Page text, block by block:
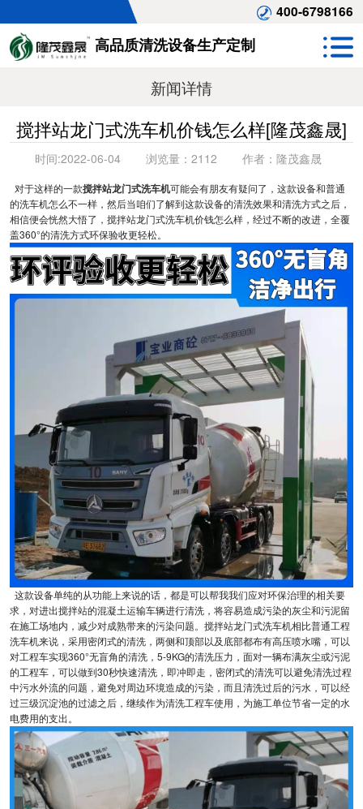
400-6798166
高品质清洗设备生产定制
新闻详情
搅拌站龙门式洗车机价钱怎么样[隆茂鑫晟]
时间:2022-06-04 浏览量： 2112 作者： 隆茂鑫晟
对于这样的一款搅拌站龙门式洗车机可能会有朋友有疑问了，这款设备和普通
的洗车机怎么不一样，然后当咱们了解到这款设备的清洗效果和清洗方式之后，
相信便会恍然大悟了，搅拌站龙门式洗车机价钱怎么样，经过不断的改进，全覆
盖360°的清洗方式环保验收更轻松。
这款设备单纯的从功能上来说的话，都是可以帮我我们应对环保治理的相关要
求，对进出搅拌站的混凝土运输车辆进行清洗，将容易造成污染的灰尘和污泥留
在施工场地内，减少对成熟带来的污染问题。搅拌站龙门式洗车机相比普通工程
洗车机来说，采用密闭式的清洗，两侧和顶部以及底部都布有高压喷水嘴，可以
对工程车实现360°无盲角的清洗，5-9KG的清洗压力，面对一辆布满灰尘或污泥
的工程车，可以做到30秒快速清洗，即冲即走，密闭式的清洗可以避免清洗过程
中污水外流的问题，避免对周边环境造成的污染，而且清洗过后的污水，可以经
过三级沉淀池的过滤之后，继续作为清洗工程车使用，为施工单位节省一定的水
电费用的支出。